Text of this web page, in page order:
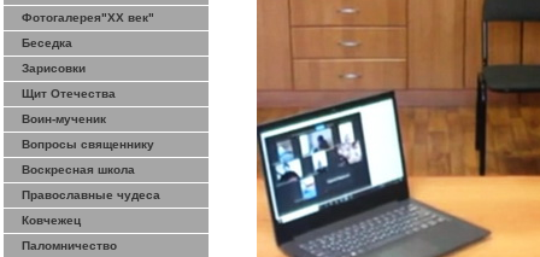
Фотогалерея"ХХ век"
Беседка
Зарисовки
Щит Отечества
Воин-мученик
Вопросы священнику
Воскресная школа
Православные чудеса
Ковчежец
Паломничество